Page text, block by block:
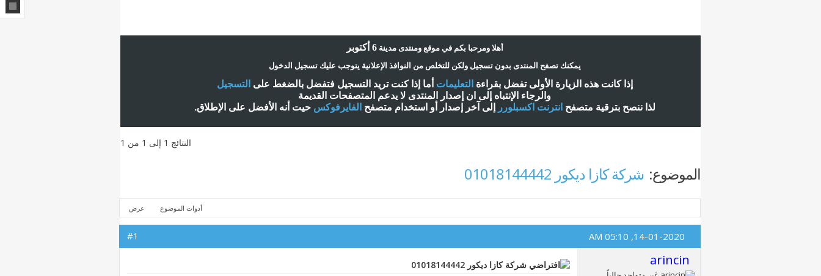
أهلا ومرحبا بكم في موقع ومنتدى مدينة6 أكتوبر
يمكنك تصفح المنتدى بدون تسجيل ولكن للتخلص من النوافذ الإعلانية يتوجب عليك تسجيل الدخول
إذا كانت هذه الزيارة الأولى تفضل بقراءة التعليمات ما إذا كنت تريد التسجيل فتفضل بالضغط على التسجيل
والرجاء الإنتباه إلى ان إصدار المنتدى لا يدعم المتصفحات القديمة
لذا ننصح بترقية متصفح انترنت اكسبلورر إلى آخر إصدار أو استخدام متصفح الفايرفوكس حيت أنه الأفضل على الإطلاق.
النتائج 1 إلى 1 من 1
الموضوع: شركة كازا ديكور 01018144442
أدوات الموضوع عرض
14-01-2020,
05:10 AM
#1
arincin شركة كازا ديكور 01018144442